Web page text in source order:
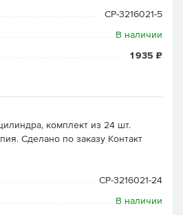
CP-3216021-5
В наличии
1 935 ₽
комплект из 24 шт.
Cделано по заказу Контакт
CP-3216021-24
В наличии